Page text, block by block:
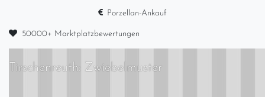
Porzellan-Ankauf
50000+ Marktplatzbewertungen
Tirschenreuth: Zwiebelmuster